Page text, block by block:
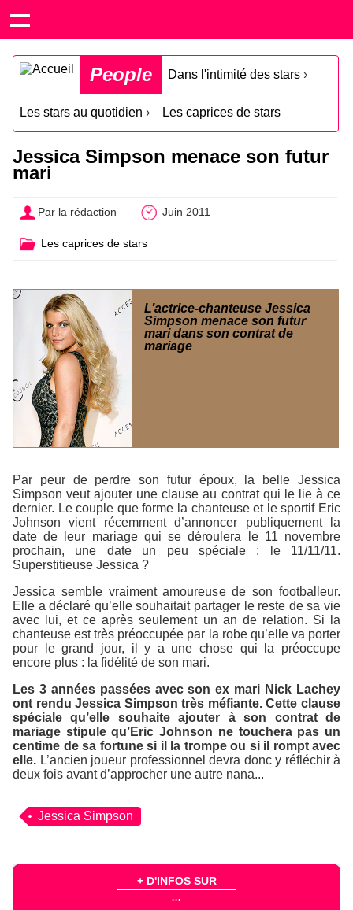
People Dans l'intimité des stars ›
Les stars au quotidien › Les caprices de stars
Jessica Simpson menace son futur
mari
Par la rédaction Juin 2011
Les caprices de stars
L’actrice-chanteuse Jessica
Simpson menace son futur
mari dans son contrat de
mariage
Par peur de perdre son futur époux, la belle Jessica
Simpson veut ajouter une clause au contrat qui le lie à ce
dernier. Le couple que forme la chanteuse et le sportif Eric
Johnson vient récemment d’annoncer publiquement la
date de leur mariage qui se déroulera le 11 novembre
prochain, une date un peu spéciale : le 11/11/11.
Superstitieuse Jessica ?
Jessica semble vraiment amoureuse de son footballeur.
Elle a déclaré qu’elle souhaitait partager le reste de sa vie
avec lui, et ce après seulement un an de relation. Si la
chanteuse est très préoccupée par la robe qu’elle va porter
pour le grand jour, il y a une chose qui la préoccupe
encore plus : la fidélité de son mari.
Les 3 années passées avec son ex mari Nick Lachey
ont rendu Jessica Simpson très méfiante. Cette clause
spéciale qu’elle souhaite ajouter à son contrat de
mariage stipule qu’Eric Johnson ne touchera pas un
centime de sa fortune si il la trompe ou si il rompt avec
elle. L’ancien joueur professionnel devra donc y réfléchir à
deux fois avant d’approcher une autre nana...
Jessica Simpson
+ D'INFOS SUR
...